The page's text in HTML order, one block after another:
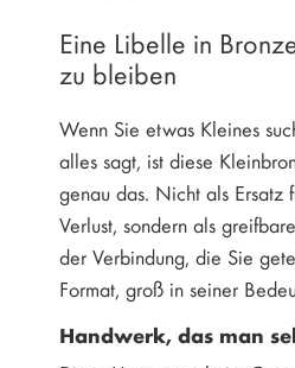
Eine Libelle in
zu bleiben
Wenn Sie etwas Kleines
alles sagt, ist diese
genau das. Nicht als Ersatz
Verlust, sondern als
der Verbindung, die Sie
Format, groß in seiner
Handwerk, das man